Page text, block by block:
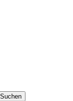
Suchen